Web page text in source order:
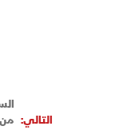
التالي: